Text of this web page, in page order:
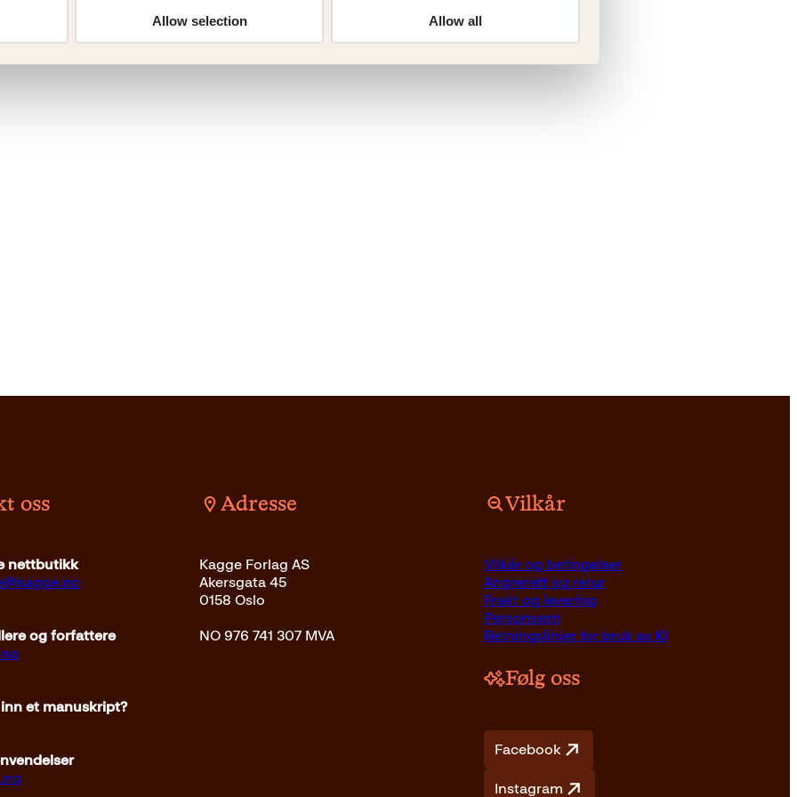
Allow selection Allow all
oss
nettbutikk
og forfattere
et manuskript?
Adresse
Kagge Forlag AS
Akersgata 45
0158 Oslo
NO 976 741 307 MVA
Vilkår
Vilkår og betingelser
Angrerett og retur
Frakt og levering
Personvern
Retningslinjer for bruk av KI
Følg oss
Facebook
Instagram